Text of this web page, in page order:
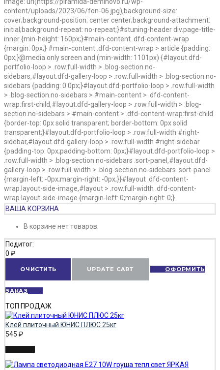
content/uploads/2023/06/fon-06.jpg);background-size:
cover;background-position: center center;background-attachment:
initial;background-repeat: no-repeat;}#stuning-header div.page-title-
inner {min-height: 160px;}#main-content .dfd-content-wrap
{margin: 0px;} #main-content .dfd-content-wrap > article {padding:
0px;}@media only screen and (min-width: 1101px) {#layout.dfd-
portfolio-loop > .row.full-width > .blog-section.no-
sidebars,#layout.dfd-gallery-loop > .row.full-width > .blog-section.no-
sidebars {padding: 0 0px;}#layout.dfd-portfolio-loop > .row.full-width
> .blog-section.no-sidebars > #main-content > .dfd-content-
wrap:first-child,#layout.dfd-gallery-loop > .row.full-width > .blog-
section.no-sidebars > #main-content > .dfd-content-wrap:first-child
{border-top: 0px solid transparent; border-bottom: 0px solid
transparent;}#layout.dfd-portfolio-loop > .row.full-width #right-
sidebar,#layout.dfd-gallery-loop > .row.full-width #right-sidebar
{padding-top: 0px;padding-bottom: 0px;}#layout.dfd-portfolio-loop >
.row.full-width > .blog-section.no-sidebars .sort-panel,#layout.dfd-
gallery-loop > .row.full-width > .blog-section.no-sidebars .sort-panel
{margin-left: -0px;margin-right: -0px;}}#layout .dfd-content-
wrap.layout-side-image,#layout > .row.full-width .dfd-content-
wrap.layout-side-image {margin-left: 0;margin-right: 0;}
ВАША КОРЗИНА
В корзине нет товаров.
Подитог:
0 ₽
ОЧИСТИТЬ UPDATE CART ОФОРМИТЬ
ЗАКАЗ
ТОП ПРОДАЖ
Клей плиточный ЮНИС ПЛЮС 25кг
545 ₽